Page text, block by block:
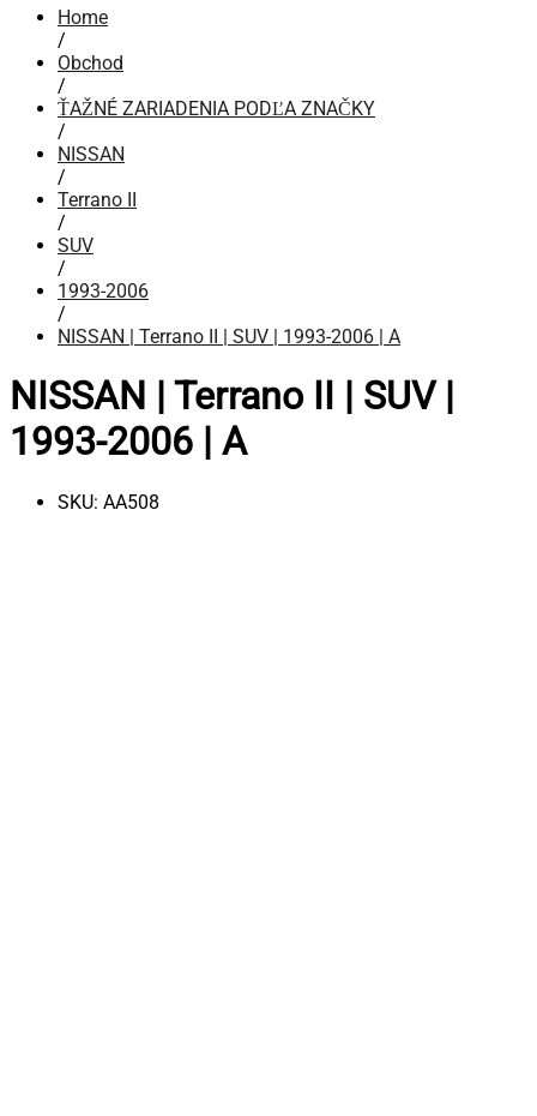
Home
/
Obchod
/
ŤAŽNÉ ZARIADENIA PODĽA ZNAČKY
/
NISSAN
/
Terrano II
/
SUV
/
1993-2006
/
NISSAN | Terrano II | SUV | 1993-2006 | A
NISSAN | Terrano II | SUV |
1993-2006 | A
SKU: AA508